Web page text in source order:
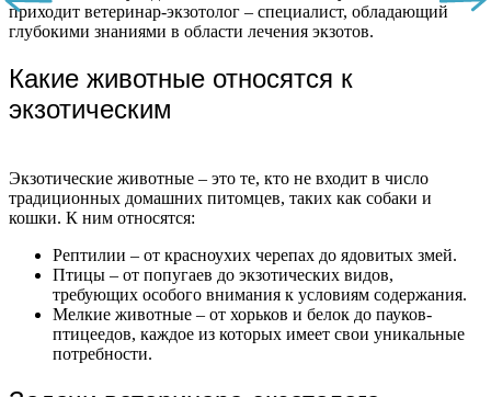
приходит ветеринар-экзотолог – специалист, обладающий
глубокими знаниями в области лечения экзотов.
Какие животные относятся к
экзотическим
Экзотические животные – это те, кто не входит в число
традиционных домашних питомцев, таких как собаки и
кошки. К ним относятся:
Рептилии – от красноухих черепах до ядовитых змей.
Птицы – от попугаев до экзотических видов,
требующих особого внимания к условиям содержания.
Мелкие животные – от хорьков и белок до пауков-
птицеедов, каждое из которых имеет свои уникальные
потребности.